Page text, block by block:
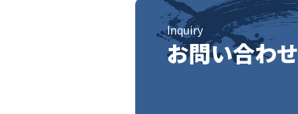
お問い合わせ
Inquiry